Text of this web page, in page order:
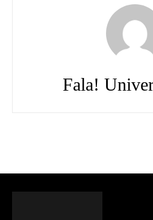
Fala!